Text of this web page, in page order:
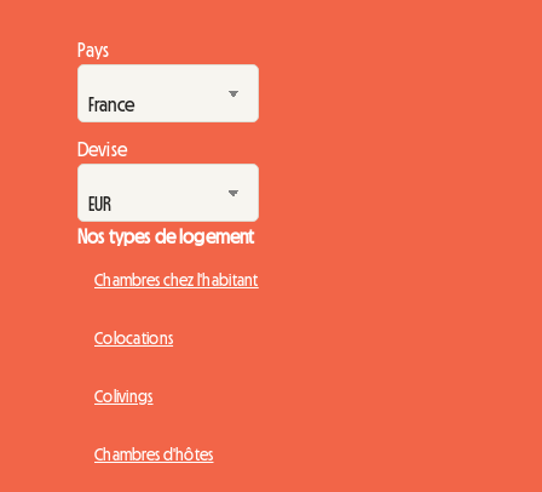
Pays
Devise
Nos types de logement
Chambres chez l'habitant
Colocations
Colivings
Chambres d'hôtes